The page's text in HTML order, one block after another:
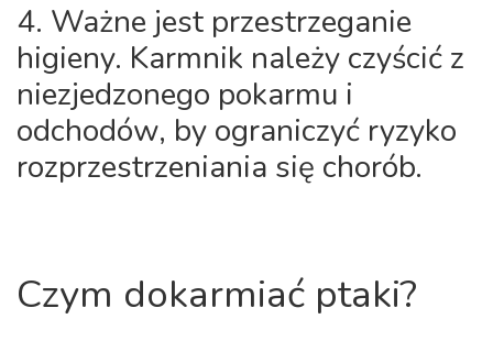
4. Ważne jest przestrzeganie
higieny. Karmnik należy czyścić z
niezjedzonego pokarmu i
odchodów, by ograniczyć ryzyko
rozprzestrzeniania się chorób.
Czym dokarmiać ptaki?